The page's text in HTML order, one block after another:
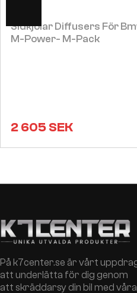
Sidkjolar Diffusers För
M-Power- M-Pack
2 605SEK
På k7center.se är vårt
att underlätta för dig genom
att skräddarsy din bil med våra